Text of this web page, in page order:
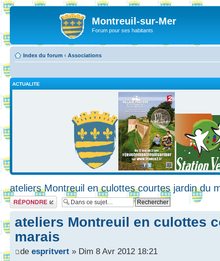
Montreuil-sur-Mer
Forum pour ses habitants
Index du forum ‹ Associations
ACTUALITE
ateliers Montreuil en culottes courtes jardin du
Répondre
ateliers Montreuil en culottes
marais
de espritvert » Dim 8 Avr 2012 18:21